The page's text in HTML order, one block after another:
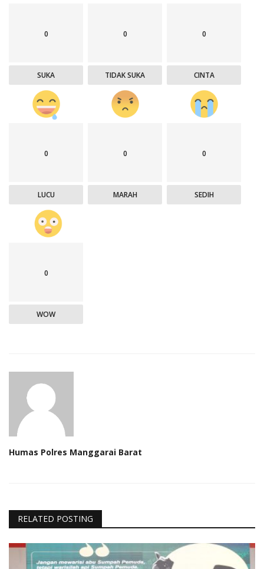
0
SUKA
0
TIDAK SUKA
0
CINTA
0
LUCU
0
MARAH
0
SEDIH
0
WOW
Humas Polres Manggarai Barat
RELATED POSTING